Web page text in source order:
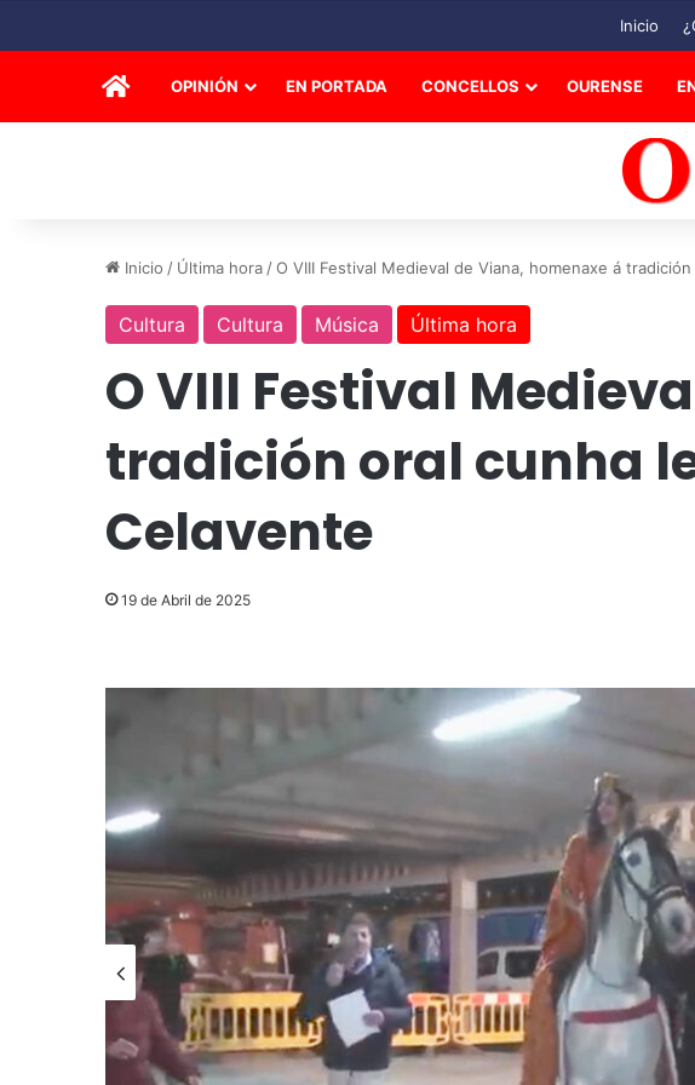
Inicio
INICIOOPINIÓN EN PORTADA CONCELLOS OURENSE
Inicio / Última hora /O VIII Festival Medieval de Viana, homenaxe á
Cultura Cultura Música Última hora
O VIII Festival
tradición oral cunha
Celavente
19 de Abril de 2025